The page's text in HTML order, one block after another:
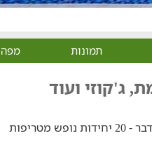
תמונות מפה
במיקום שקט תמצאו סוג של נווה מדבר שבו יש כמעט כל דבר - 20 יחידות נופש מטריפות